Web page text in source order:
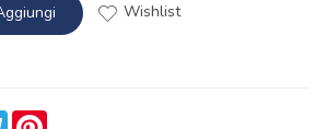
Wishlist
Telegram